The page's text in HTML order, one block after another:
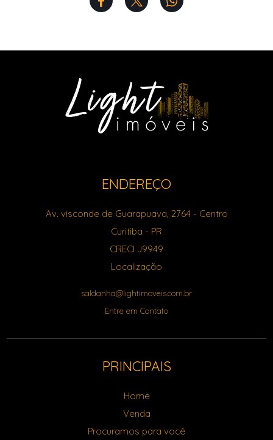
ENDEREÇO
Av. visconde de Guarapuava, 2764- Centro
Curitiba - PR
CRECI J9949
Localização
saldanha@lightimoveis.com.br
Entre em Contato
PRINCIPAIS
Home
Venda
Procuramos para você